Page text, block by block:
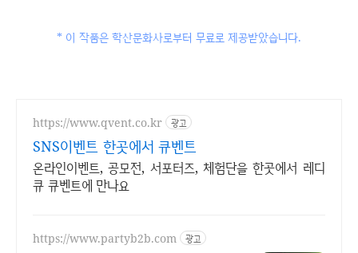
* 이 작품은 학산문화사로부터 무료로 제공받았습니다.
https://www.qvent.co.kr 광고
SNS이벤트 한곳에서 큐벤트
온라인이벤트, 공모전, 서포터즈, 체험단을 한곳에서 레디
큐 큐벤트에 만나요
https://www.partyb2b.com 광고